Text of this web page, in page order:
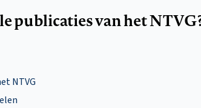
publicaties van het
NTVG